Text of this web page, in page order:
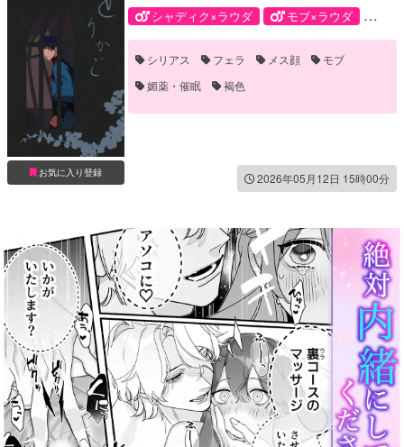
お気に入り登録
シャディク×ラウダ
モブ×ラウダ
シャディク・ゼネリ
モブ
ラウダ・ニール
シリアス フェラ メス顔
モブ
媚薬・催眠
褐色
2026年05月12日 15時00分